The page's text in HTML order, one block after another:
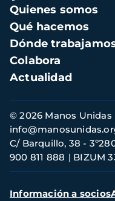
Navegación
principal
Quienes somos
Qué hacemos
Dónde
Colabora
Actualidad
Información
de
contacto
© 2026 Manos Unidas
C/ Barquillo, 38 -
900 811 888
BIZUM
Menú
Información a socios